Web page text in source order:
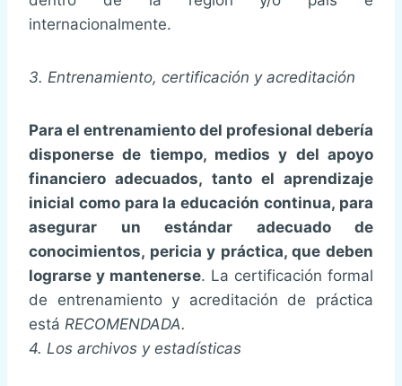
internacionalmente.
3. Entrenamiento, certificación y acreditación
Para el entrenamiento del profesional debería
disponerse de tiempo, medios y del apoyo
financiero adecuados, tanto el aprendizaje
inicial como para la educación continua, para
asegurar un estándar adecuado de
conocimientos, pericia y práctica, que deben
lograrse y mantenerse. La certificación formal
de entrenamiento y acreditación de práctica
está RECOMENDADA.
4. Los archivos y estadísticas